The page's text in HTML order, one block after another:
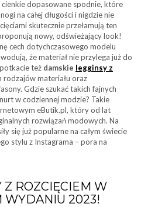
cienkie dopasowane spodnie, które
na całej długości i nigdzie nie
skutecznie przełamują ten
nowy, odświeżający look!
cech dotychczasowego modelu
że materiał nie przylega już do
też damskie legginsy z
rodzajów materiału oraz
Gdzie szukać takich fajnych
w codziennej modzie? Takie
eButik.pl, który od lat
rozwiązań modowych. Na
się już popularne na całym świecie
stylu z Instagrama – pora na
Z ROZCIĘCIEM W
WYDANIU 2023!